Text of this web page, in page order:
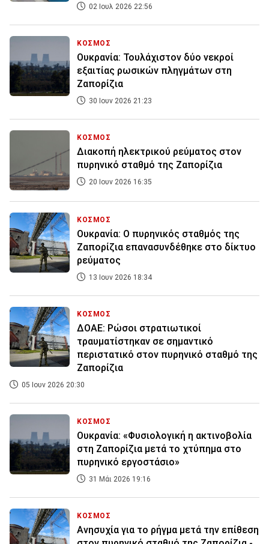
02 Ιουλ 2026 22:56
ΚΟΣΜΟΣ
Ουκρανία: Τουλάχιστον δύο νεκροί
εξαιτίας ρωσικών πληγμάτων στη
Ζαπορίζια
30 Ιουν 2026 21:23
ΚΟΣΜΟΣ
Διακοπή ηλεκτρικού ρεύματος στον
πυρηνικό σταθμό της Ζαπορίζια
20 Ιουν 2026 16:35
ΚΟΣΜΟΣ
Ουκρανία: Ο πυρηνικός σταθμός της
Ζαπορίζια επανασυνδέθηκε στο δίκτυο
ρεύματος
13 Ιουν 2026 18:34
ΚΟΣΜΟΣ
ΔΟΑΕ: Ρώσοι στρατιωτικοί
τραυματίστηκαν σε σημαντικό
περιστατικό στον πυρηνικό σταθμό της
Ζαπορίζια
05 Ιουν 2026 20:30
ΚΟΣΜΟΣ
Ουκρανία: «Φυσιολογική η ακτινοβολία
στη Ζαπορίζια μετά το χτύπημα στο
πυρηνικό εργοστάσιο»
31 Μάι 2026 19:16
ΚΟΣΜΟΣ
Ανησυχία για το ρήγμα μετά την επίθεση